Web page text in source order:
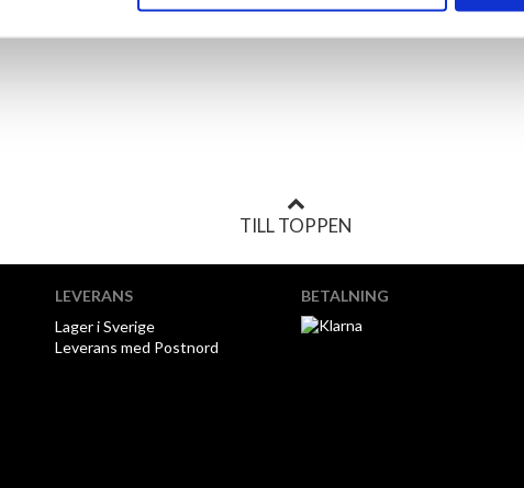
TILL TOPPEN
LEVERANS
Lager i Sverige
Leverans med Postnord
BETALNING